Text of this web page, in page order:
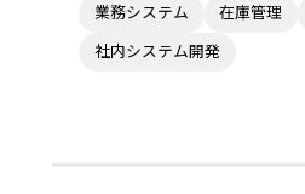
業務システム 在庫管理
社内システム開発